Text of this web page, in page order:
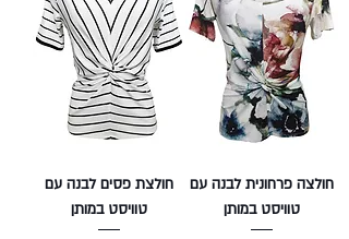
חולצה פרחונית לבנה עם
טוויסט במותן
חולצת פסים לבנה עם
טוויסט במותן